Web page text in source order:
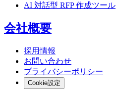
AI 対話型 RFP 作成ツール
会社概要
採用情報
お問い合わせ
プライバシーポリシー
Cookie設定